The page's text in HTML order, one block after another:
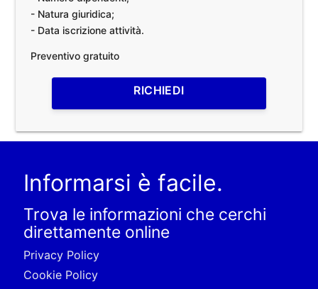
- Natura giuridica;
- Data iscrizione attività.
Preventivo gratuito
RICHIEDI
Informarsi è facile.
Trova le informazioni che cerchi
direttamente online
Privacy Policy
Cookie Policy